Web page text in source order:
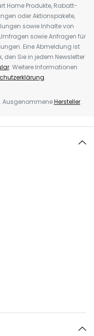
Home Produkte, Rabatt-
oder Aktionspakete,
sowie Inhalte von
sowie Anfragen für
Eine Abmeldung ist
den Sie in jedem Newsletter
. Weitere Informationen
.
AusgenommeneHersteller.